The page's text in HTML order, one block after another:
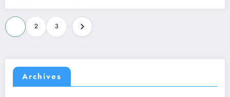
Paginasi
pos
2 3
Archives